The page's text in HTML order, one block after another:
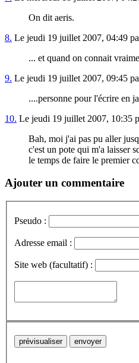
On dit aeris.
8. Le jeudi 19 juillet 2007, 04:49
... et quand on connait
9. Le jeudi 19 juillet 2007, 09:45
....personne pour l'écrire en
10. Le jeudi 19 juillet 2007, 10:35
Bah, moi j'ai pas pu aller
c'est un pote qui m'a laisser
le temps de faire le premier
Ajouter un commentaire
Pseudo :
Adresse email :
Site web (facultatif) :